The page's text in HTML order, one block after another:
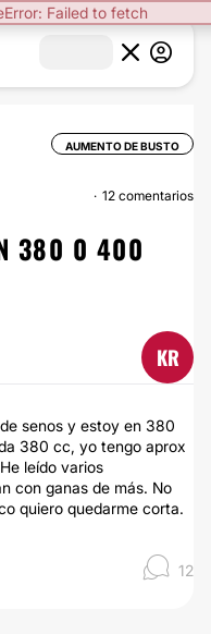
Failed to fetch
AUMENTO DE BUSTO
12 comentarios
380 0 400
KR
senos y estoy en 380
380 cc, yo tengo aprox
leído varios
con ganas de más. No
quiero quedarme corta.
12